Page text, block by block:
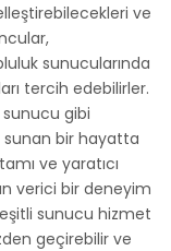
ve
sunucularında
tercih edebilirler.
gibi
sunan bir hayatta
ve yaratıcı
verici bir deneyim
sunucu hizmet
geçirebilir ve